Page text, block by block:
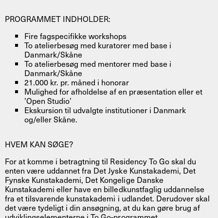
PROGRAMMET INDHOLDER:
Fire fagspecifikke workshops
To atelierbesøg med kuratorer med base i
Danmark/Skåne
To atelierbesøg med mentorer med base i
Danmark/Skåne
21.000 kr. pr. måned i honorar
Mulighed for afholdelse af en præsentation eller et
’Open Studio’
Ekskursion til udvalgte institutioner i Danmark
og/eller Skåne.
HVEM KAN SØGE?
For at komme i betragtning til Residency To Go skal du
enten være uddannet fra Det Jyske Kunstakademi, Det
Fynske Kunstakademi, Det Kongelige Danske
Kunstakademi eller have en billedkunstfaglig uddannelse
fra et tilsvarende kunstakademi i udlandet. Derudover skal
det være tydeligt i din ansøgning, at du kan gøre brug af